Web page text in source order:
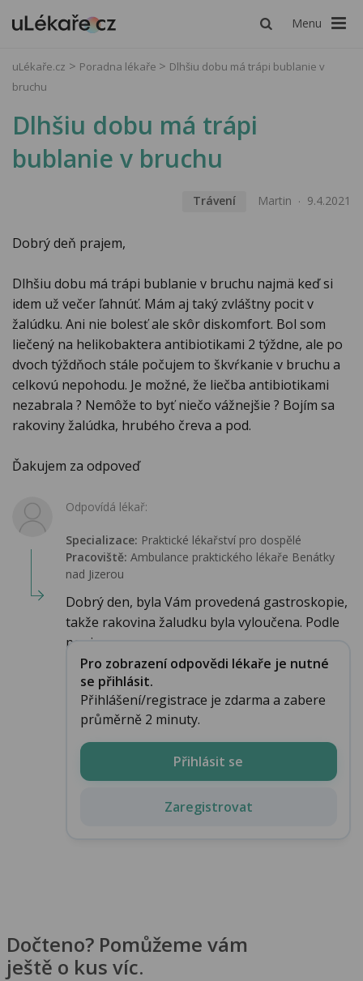
Menu
uLékaře.cz Poradna lékaře
Dlhšiu dobu má trápi bublanie v
bruchu
Dlhšiu dobu má trápi
bublanie v bruchu
Trávení Martin 9.4.2021
Dobrý deň prajem,
Dlhšiu dobu má trápi bublanie v bruchu najmä keď si
idem už večer ľahnúť. Mám aj taký zvláštny pocit v
žalúdku. Ani nie bolesť ale skôr diskomfort. Bol som
liečený na helikobaktera antibiotikami 2 týždne, ale po
dvoch týždňoch stále počujem to škvŕkanie v bruchu a
celkovú nepohodu. Je možné, že liečba antibiotikami
nezabrala ? Nemôže to byť niečo vážnejšie ? Bojím sa
rakoviny žalúdka, hrubého čreva a pod.
Ďakujem za odpoveď
Odpovídá lékař:
Specializace: Praktické lékařství pro dospělé
Pracoviště: Ambulance praktického lékaře Benátky
nad Jizerou
Dobrý den, byla Vám provedená gastroskopie,
takže rakovina žaludku byla vyloučena. Podle
popis...
Pro zobrazení odpovědi lékaře je nutné
se přihlásit.
Přihlášení/registrace je zdarma a zabere
průměrně 2 minuty.
Přihlásit se
Zaregistrovat
Dočteno? Pomůžeme vám
ještě o kus víc.